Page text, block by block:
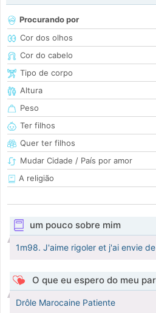
Procurando por
Cor dos olhos
Cor do cabelo
Tipo de corpo
Altura
Peso
Ter filhos
Quer ter filhos
Mudar Cidade / País por amor
A religião
um pouco sobre mim
1m98. J'aime rigoler et j'ai envie
O que eu espero do meu
Drôle Marocaine Patiente